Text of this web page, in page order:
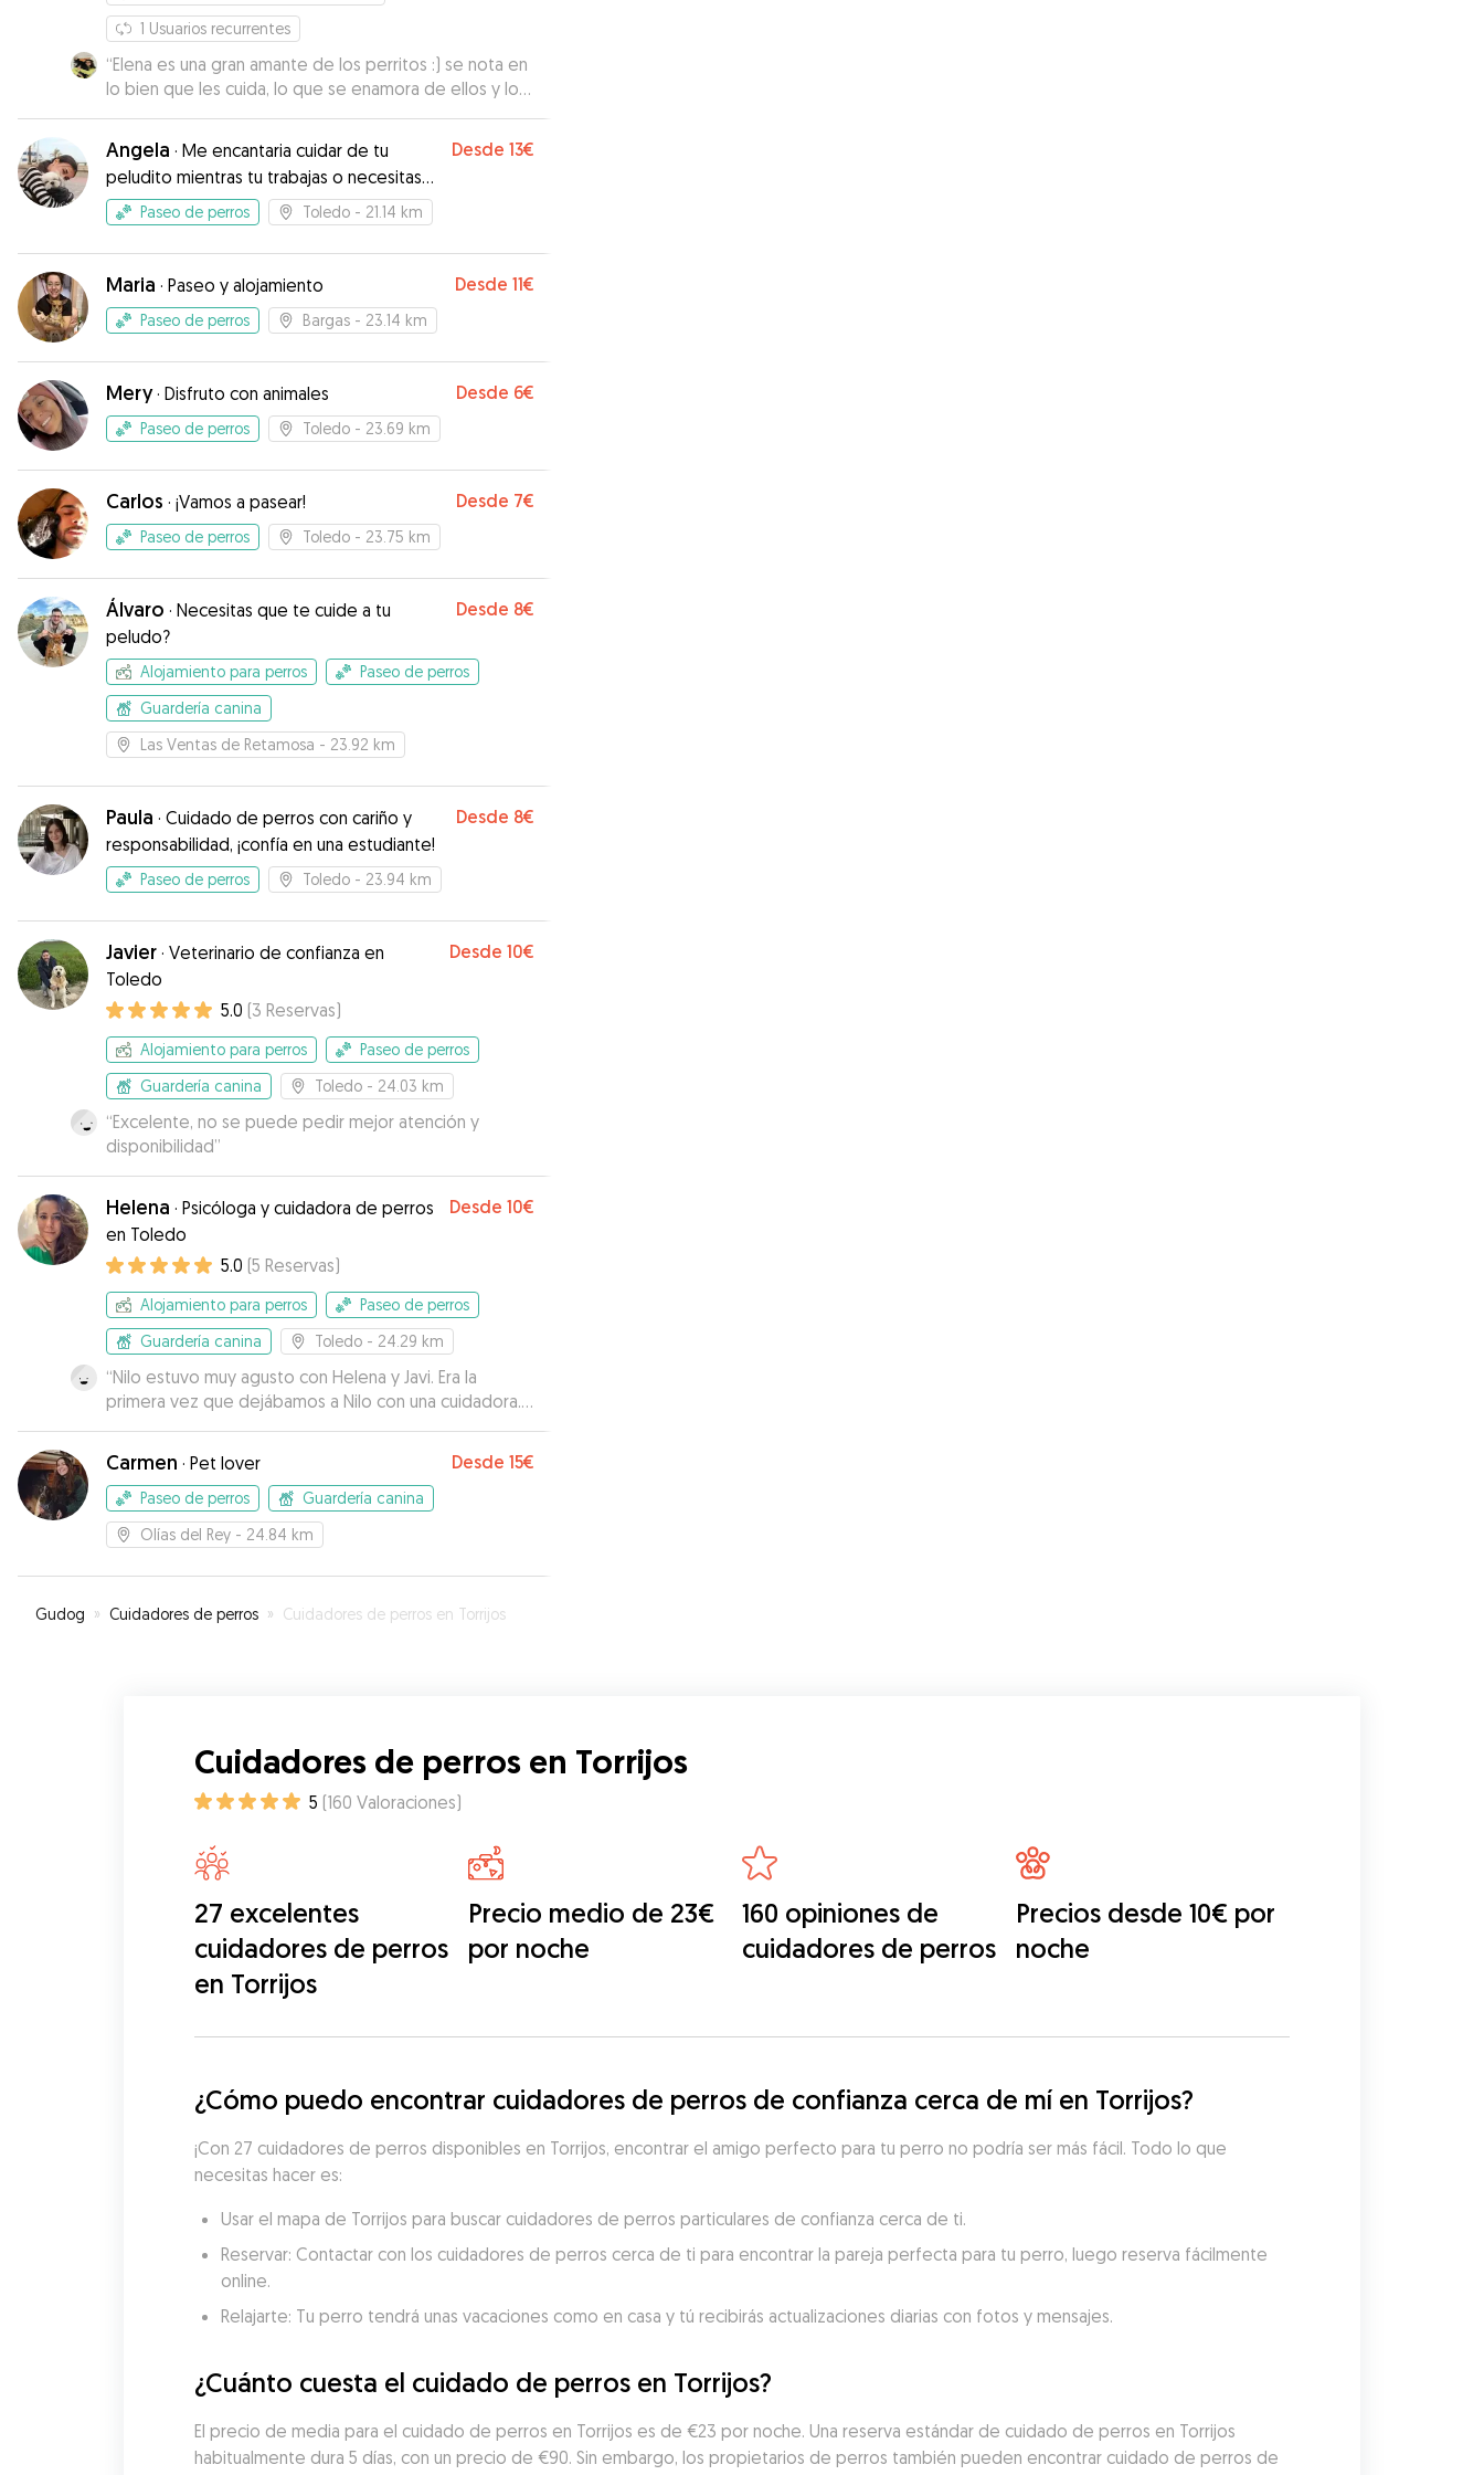
y contándome donde estaba mi perrita en cada
momento. Viviendo momentos diarios con ellos como
estaría igual con nosotros. Con lo difícil que me resulta
dejarla, Natalia y su familia me lo hizo más fácil.
Volveríamos a repetir. Muchas gracias ☺️”
1 Usuarios recurrentes
“Elena es una gran amante de los perritos :) se nota en
lo bien que les cuida, lo que se enamora de ellos y lo
que disfruta de tenerlos! Contaremos contigo, sin
duda :)
Angela · Me encantaria cuidar de tu
peludito mientras tu trabajas o necesitas
salir de casa!
Desde 13€
Paseo de perros Toledo - 21.14 km
Maria · Paseo y alojamiento Desde 11€
Paseo de perros Bargas - 23.14 km
Mery· Disfruto con animales Desde 6€
Paseo de perros Toledo - 23.69 km
Carlos · ¡Vamos a pasear! Desde 7€
Paseo de perros Toledo - 23.75 km
Álvaro · Necesitas que te cuide a tu
peludo?
Desde 8€
Alojamiento para perros
Paseo de perros
Guardería canina
Las Ventas de Retamosa - 23.92 km
Paula · Cuidado de perros con cariño y
responsabilidad, ¡confía en una estudiante!
Desde 8€
Paseo de perros Toledo - 23.94 km
Javier · Veterinario de confianza en
Toledo
Desde 10€
5.0 (3 Reservas)
Alojamiento para perros
Paseo de perros
Guardería canina
Toledo - 24.03 km
“Excelente, no se puede pedir mejor atención y
disponibilidad”
Helena · Psicóloga y cuidadora de perros
en Toledo
Desde 10€
5.0 (5 Reservas)
Alojamiento para perros
Paseo de perros
Guardería canina
Toledo - 24.29 km
“Nilo estuvo muy agusto con Helena y Javi. Era la
primera vez que dejábamos a Nilo con una cuidadora.
Si alguna vez volvemos a Toledo la dejaremos con
ellos sin pensarlo. Muchas gracias por todo.🥰
Carmen · Pet lover Desde 15€
Paseo de perros
Guardería canina
Olías del Rey - 24.84 km
Gudog » Cuidadores de perros » Cuidadores de perros en Torrijos
Cuidadores de perros en Torrijos
5 (160 Valoraciones)
27 excelentes
cuidadores de perros
en Torrijos
Precio medio de 23€
por noche
160 opiniones de
cuidadores de perros
Precios desde 10€ por
noche
¿Cómo puedo encontrar cuidadores de perros de confianza cerca de mí en Torrijos?
¡Con 27 cuidadores de perros disponibles en Torrijos, encontrar el amigo perfecto para tu perro no podría ser más fácil. Todo lo que
necesitas hacer es:
Usar el mapa de Torrijos para buscar cuidadores de perros particulares de confianza cerca de ti.
Reservar: Contactar con los cuidadores de perros cerca de ti para encontrar la pareja perfecta para tu perro, luego reserva fácilmente
online.
Relajarte: Tu perro tendrá unas vacaciones como en casa y tú recibirás actualizaciones diarias con fotos y mensajes.
¿Cuánto cuesta el cuidado de perros en Torrijos?
El precio de media para el cuidado de perros en Torrijos es de €23 por noche. Una reserva estándar de cuidado de perros en Torrijos
habitualmente dura 5 días, con un precio de €90. Sin embargo, los propietarios de perros también pueden encontrar cuidado de perros de